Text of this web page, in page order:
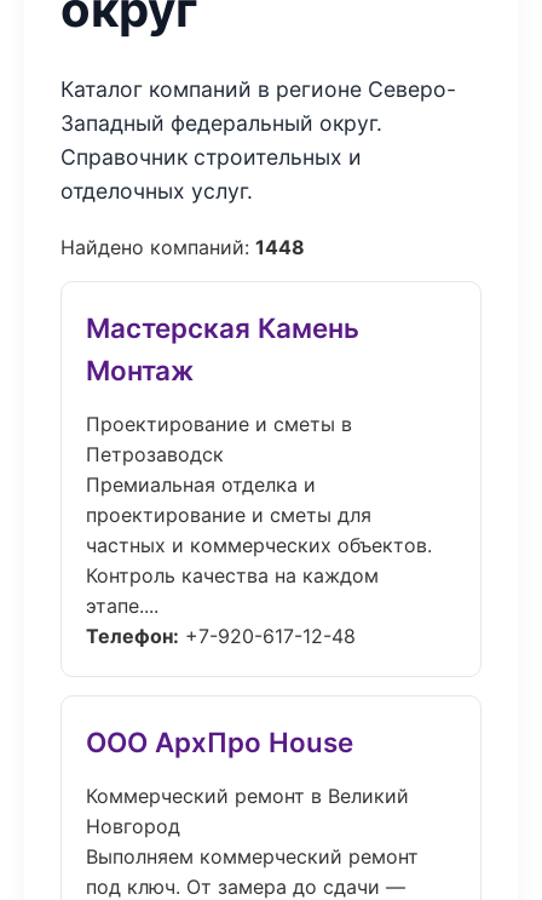
Каталог компаний в регионе Северо-
Западный федеральный округ.
Справочник строительных и
отделочных услуг.
Найдено компаний: 1448
Мастерская Камень
Монтаж
Проектирование и сметы в
Петрозаводск
Премиальная отделка и
проектирование и сметы для
частных и коммерческих объектов.
Контроль качества на каждом
этапе....
Телефон: +7-920-617-12-48
ООО АрхПро House
Коммерческий ремонт в Великий
Новгород
Выполняем коммерческий ремонт
под ключ. От замера до сдачи —